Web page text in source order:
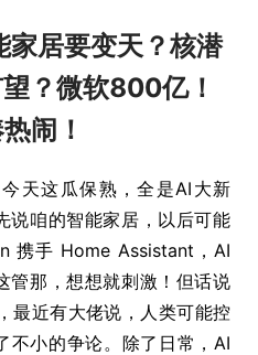
居要变天？核潜
？微软800亿！
闹！
天这瓜保熟，全是AI大新
说咱的智能家居，以后可能
携手 Home Assistant，AI
管那，想想就刺激！但话说
最近有大佬说，人类可能控
不小的争论。除了日常，AI